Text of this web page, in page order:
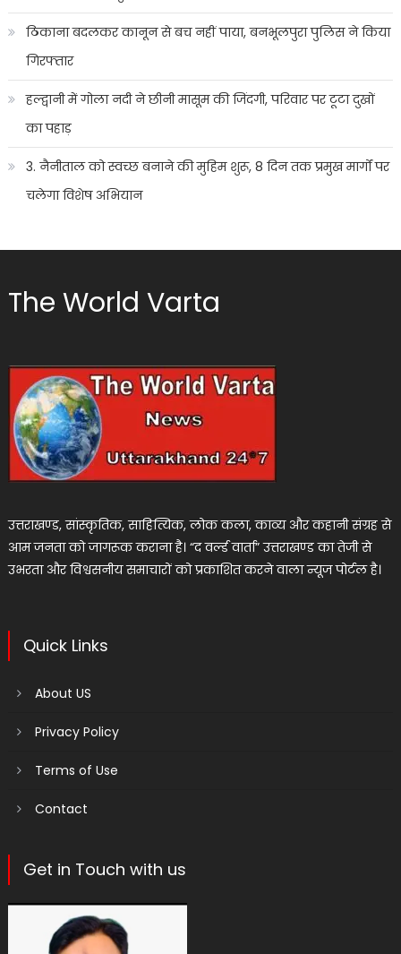
ठिकाना बदलकर कानून से बच नहीं पाया, बनभूलपुरा पुलिस ने किया
गिरफ्तार
हल्द्वानी में गोला नदी ने छीनी मासूम की जिंदगी, परिवार पर टूटा दुखों
का पहाड़
3. नैनीताल को स्वच्छ बनाने की मुहिम शुरू, 8 दिन तक प्रमुख मार्गों पर
चलेगा विशेष अभियान
The World Varta
उत्तराखण्ड, सांस्कृतिक, साहित्यिक, लोक कला, काव्य और कहानी संग्रह से
आम जनता को जागरूक कराना है। “द वर्ल्ड वार्ता” उत्तराखण्ड का तेजी से
उभरता और विश्वसनीय समाचारों को प्रकाशित करने वाला न्यूज पोर्टल है।
Quick Links
About US
Privacy Policy
Terms of Use
Contact
Get in Touch with us